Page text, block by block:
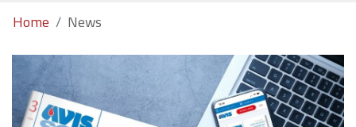
Home News